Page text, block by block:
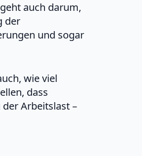
auch darum,
der
und sogar
wie viel
dass
Arbeitslast –